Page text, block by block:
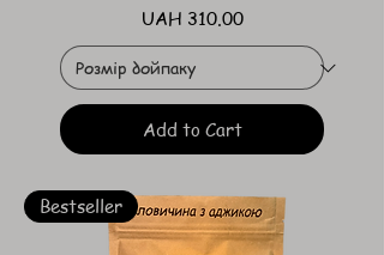
Price
UAH 310.00
Add to Cart
Bestseller